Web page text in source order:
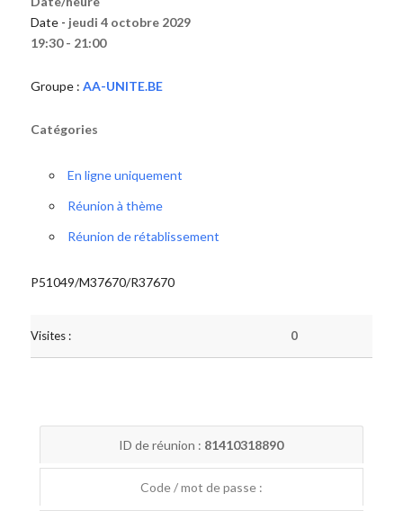
Date - jeudi 4 octobre 2029
19:30 - 21:00
Groupe : AA-UNITE.BE
Catégories
En ligne uniquement
Réunion à thème
Réunion de rétablissement
P51049/M37670/R37670
Visites : 0
ID de réunion : 81410318890
Code / mot de passe :